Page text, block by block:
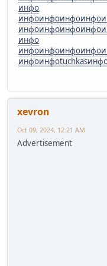
инфо
инфоинфоинфоинфо
инфоинфоинфоинфо
инфо
инфоинфоинфоинфо
инфоинфоtuchkas
xevron
Oct 09, 2024, 12:21 AM
Advertisement